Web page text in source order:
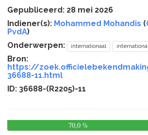
Gepubliceerd: 28 mei 2026
Indiener(s): Mohammed Mohandis (
PvdA)
Onderwerpen:
internationaal
Bron:
https://
36688-11.html
ID: 36688-(R2205)-11
70,0 %